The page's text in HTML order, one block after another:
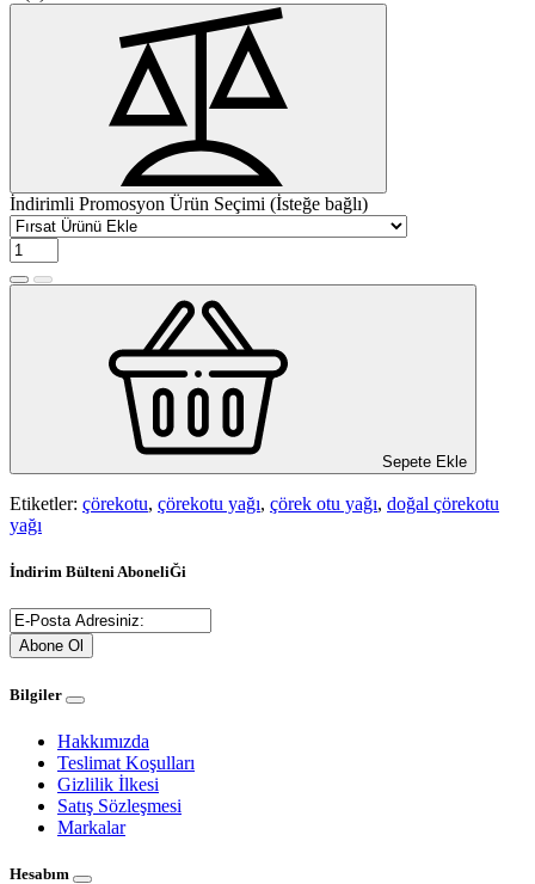
İndirimli Promosyon Ürün Seçimi (İsteğe bağlı)
Sepete Ekle
Etiketler: çörekotu, çörekotu yağı, çörek otu yağı, doğal çörekotu
yağı
İndirim Bülteni AboneliĞi
Abone Ol
Bilgiler
Hakkımızda
Teslimat Koşulları
Gizlilik İlkesi
Satış Sözleşmesi
Markalar
Hesabım